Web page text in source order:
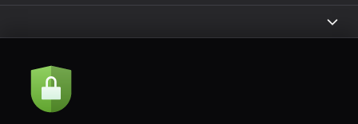
Akcie a novinky e-mailom